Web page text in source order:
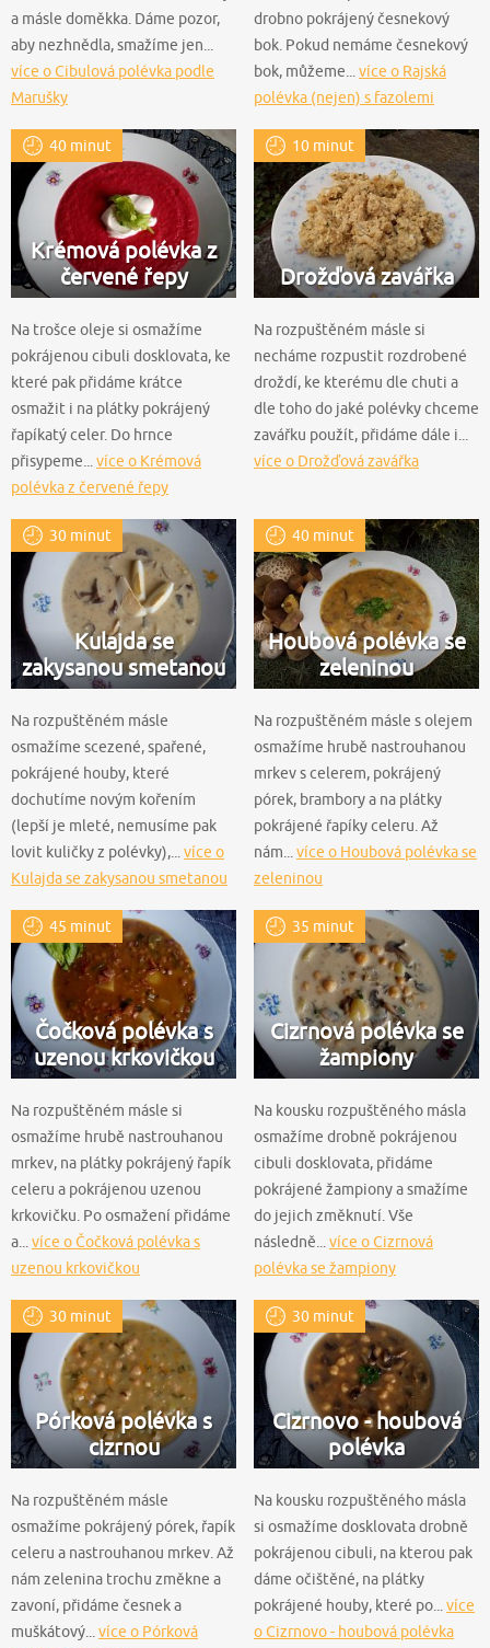
a másle doměkka. Dáme pozor,
aby nezhnědla, smažíme jen...
více o Cibulová polévka podle
Marušky
drobno pokrájený česnekový
bok. Pokud nemáme česnekový
bok, můžeme... více o Rajská
polévka (nejen) s fazolemi
40 minut
Krémová polévka z
červené řepy
Na trošce oleje si osmažíme
pokrájenou cibuli dosklovata, ke
které pak přidáme krátce
osmažit i na plátky pokrájený
řapíkatý celer. Do hrnce
přisypeme...více o Krémová
polévka z červené řepy
10 minut
Drožďová zavářka
Na rozpuštěném másle si
necháme rozpustit rozdrobené
droždí, ke kterému dle chuti a
dle toho do jaké polévky chceme
zavářku použít, přidáme dále i...
více o Drožďová zavářka
30 minut
Kulajda se
zakysanou smetanou
Na rozpuštěném másle
osmažíme scezené, spařené,
pokrájené houby, které
dochutíme novým kořením
(lepší je mleté, nemusíme pak
lovit kuličky z polévky),... více o
Kulajda se zakysanou smetanou
40 minut
Houbová polévka se
zeleninou
Na rozpuštěném másle s olejem
osmažíme hrubě nastrouhanou
mrkev s celerem, pokrájený
pórek, brambory a na plátky
pokrájené řapíky celeru. Až
nám... více o Houbová polévka se
zeleninou
45 minut
Čočková polévka s
uzenou krkovičkou
Na rozpuštěném másle si
osmažíme hrubě nastrouhanou
mrkev, na plátky pokrájený řapík
celeru a pokrájenou uzenou
krkovičku. Po osmažení přidáme
a... více o Čočková polévka s
uzenou krkovičkou
35 minut
Cizrnová polévka se
žampiony
Na kousku rozpuštěného másla
osmažíme drobně pokrájenou
cibuli dosklovata, přidáme
pokrájené žampiony a smažíme
do jejich změknutí. Vše
následně... více o Cizrnová
polévka se žampiony
30 minut
Pórková polévka s
cizrnou
Na rozpuštěném másle
osmažíme pokrájený pórek, řapík
celeru a nastrouhanou mrkev. Až
nám zelenina trochu změkne a
zavoní, přidáme česnek a
muškátový... více o Pórková
30 minut
Cizrnovo - houbová
polévka
Na kousku rozpuštěného másla
si osmažíme dosklovata drobně
pokrájenou cibuli, na kterou pak
dáme očištěné, na plátky
pokrájené houby, které po... více
o Cizrnovo - houbová polévka